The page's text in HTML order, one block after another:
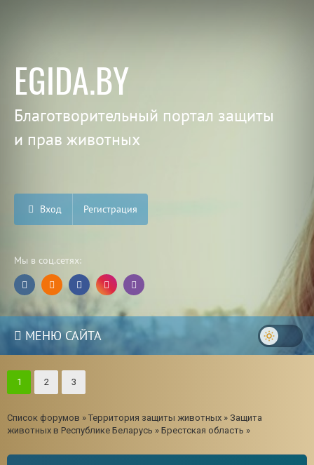
EGIDA.BY
Благотворительный портал защиты
и прав животных
Вход Регистрация
Мы в соц.сетях:
МЕНЮ САЙТА
1 2 3
Список форумов » Территория защиты животных » Защита
животных в Республике Беларусь » Брестская область »